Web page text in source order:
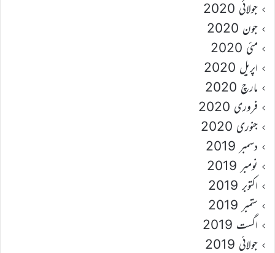
جولائی 2020
جون 2020
مئی 2020
اپریل 2020
مارچ 2020
فروری 2020
جنوری 2020
دسمبر 2019
نومبر 2019
اکتوبر 2019
ستمبر 2019
اگست 2019
جولائی 2019